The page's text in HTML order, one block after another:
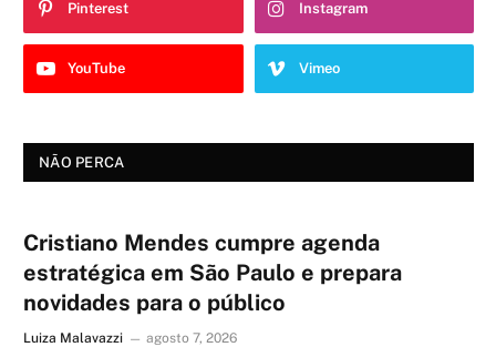
Pinterest Instagram
YouTube Vimeo
NÃO PERCA
Cristiano Mendes cumpre agenda
estratégica em São Paulo e prepara
novidades para o público
Luiza Malavazzi agosto 7, 2026